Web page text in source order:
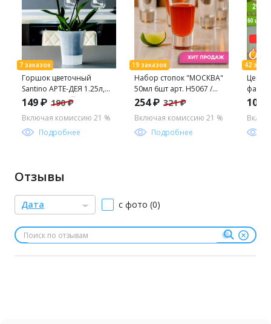
Горшок цветочный
Santino АРТЕ-ДЕЯ 1.25л,
цвет дымчатый (АД 1,25
149 ₽ 190 ₽
Включая комиссию 21 %
Подробнее
Набор стопок "МОСКВА"
50мл 6шт арт. H5067 /
Люминарк/
254 ₽ 321 ₽
Включая комиссию 21 %
Подробнее
Цена
рулон
1рул/
102
Отзывы
Дата с фото (0)